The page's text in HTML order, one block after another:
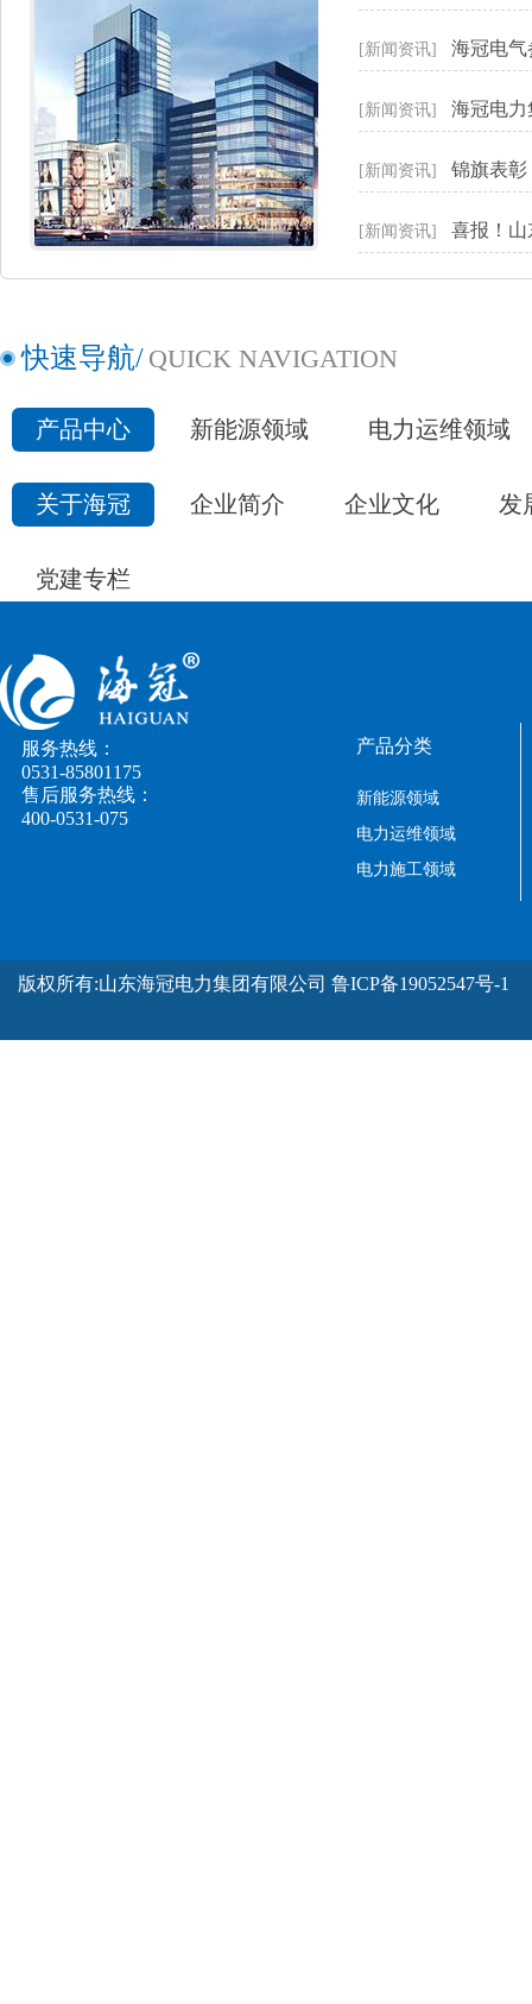
[新闻资讯] 海冠电气
[新闻资讯] 海冠电力
[新闻资讯] 锦旗表彰
[新闻资讯] 喜报！山
快速导航/ QUICK NAVIGATION
产品中心 新能源领域 电力运维领域
关于海冠 企业简介 企业文化 发
党建专栏
服务热线：
0531-85801175
售后服务热线：
400-0531-075
产品分类
新能源领域
电力运维领域
电力施工领域
版权所有:山东海冠电力集团有限公司 鲁ICP备19052547号-1